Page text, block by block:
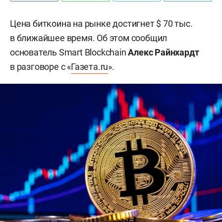
Цена биткоина на рынке достигнет $ 70 тыс.
в ближайшее время. Об этом сообщил
основатель Smart BlockchainАлекс Райнхардт
в разговоре с «Газета.ru».